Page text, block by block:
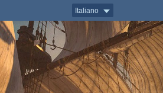
Italiano